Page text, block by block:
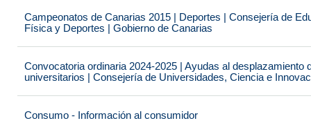
Campeonatos de Canarias 2015 | Deportes | Consejería de
Física y Deportes | Gobierno de Canarias
Convocatoria ordinaria 2024-2025 | Ayudas al desplazamiento
universitarios | Consejería de Universidades, Ciencia e
Consumo - Información al consumidor